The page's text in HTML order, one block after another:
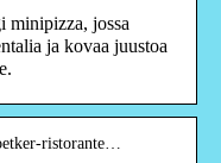
minipizza, jossa
ja kovaa juustoa
ristorante…